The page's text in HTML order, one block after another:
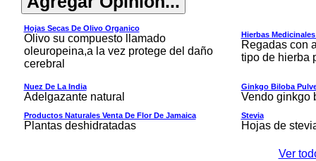
Hojas Secas De Olivo Organico
Olivo su compuesto llamado
oleuropeina,a la vez protege del daño
cerebral
Hierbas
Regadas con
tipo de hierba
Nuez De La India
Adelgazante natural
Ginkgo Biloba
Vendo ginkgo
Productos Naturales Venta De Flor De Jamaica
Plantas deshidratadas
Stevia
Hojas de
Ver